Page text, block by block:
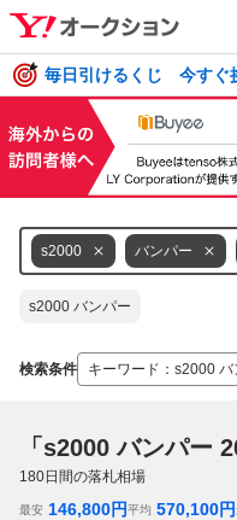
毎日引けるくじ 今すぐ
s2000 バンパー
s2000 バンパー
検索条件 キーワード ： s2000 バ
「s2000 バンパー
180日間の落札相場
最安 146,800円平均 570,100円